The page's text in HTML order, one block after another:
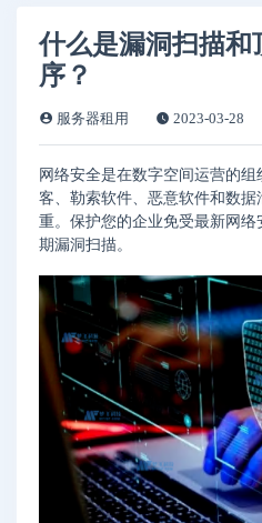
什么是漏洞扫描
序？
服务器租用 2023-03-28
网络安全是在数字空间运营的
客、勒索软件、恶意软件和数
重。保护您的企业免受最新网
期漏洞扫描。